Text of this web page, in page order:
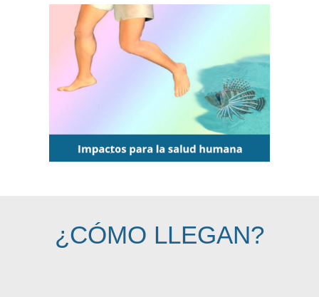
¿CÓMO LLEGAN?